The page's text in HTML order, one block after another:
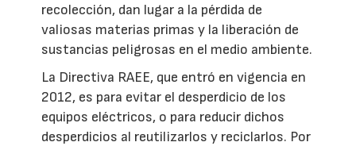
recolección, dan lugar a la pérdida de
valiosas materias primas y la liberación de
sustancias peligrosas en el medio ambiente.
La Directiva RAEE, que entró en vigencia en
2012, es para evitar el desperdicio de los
equipos eléctricos, o para reducir dichos
desperdicios al reutilizarlos y reciclarlos. Por